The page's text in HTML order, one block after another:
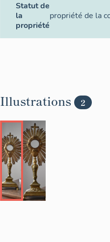
Statut de
la
propriété
propriété de la
Illustrations 2